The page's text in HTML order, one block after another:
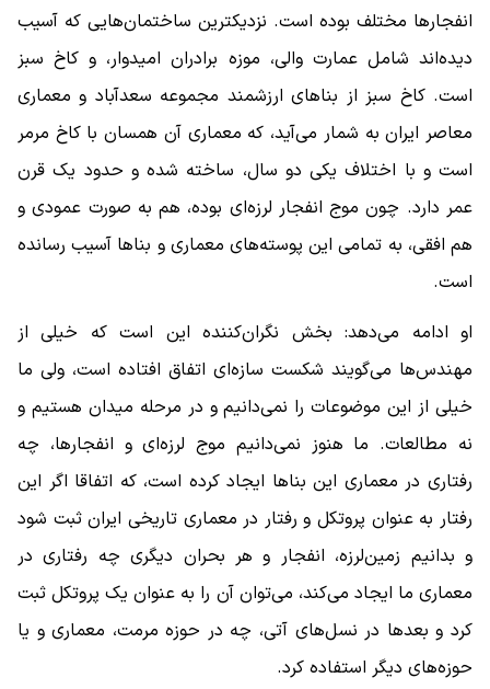
انفجارها مختلف بوده است. نزدیکترین ساختمان‌هایی که آسیب
دیده‌اند شامل عمارت والی، موزه برادران امیدوار، و کاخ سبز
است. کاخ سبز از بناهای ارزشمند مجموعه سعدآباد و معماری
معاصر ایران به شمار می‌آید، که معماری آن همسان با کاخ مرمر
است و با اختلاف یکی دو سال، ساخته شده‌ و حدود یک قرن
عمر دارد. چون موج انفجار لرزه‌ای بوده، هم به صورت عمودی و
هم افقی، به تمامی این پوسته‌های معماری و بناها آسیب رسانده
است.
او ادامه می‌دهد: بخش نگران‌کننده این است که خیلی از
مهندس‌ها می‌گویند شکست سازه‌ای اتفاق افتاده است، ولی ما
خیلی از این موضوعات را نمی‌دانیم و در مرحله میدان هستیم و
نه مطالعات. ما هنوز نمی‌دانیم موج لرزه‌ای و انفجارها، چه
رفتاری در معماری این بناها ایجاد کرده است، که اتفاقا اگر این
رفتار به عنوان پروتکل و رفتار در معماری تاریخی ایران ثبت شود
و بدانیم زمین‌لرزه، انفجار و هر بحران دیگری چه رفتاری در
معماری ما ایجاد می‌کند، می‌توان آن را به عنوان یک پروتکل ثبت
کرد و بعدها در نسل‌های آتی، چه در حوزه مرمت، معماری و یا
حوزه‌های دیگر استفاده کرد.